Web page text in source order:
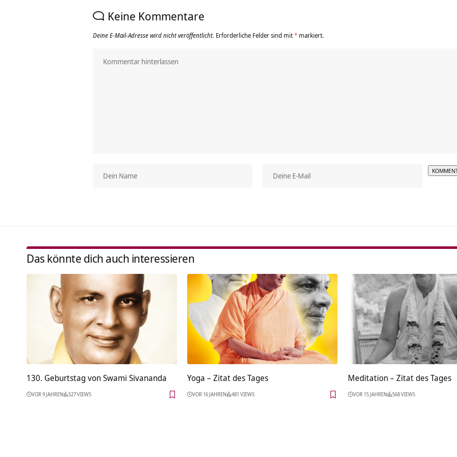
Keine Kommentare
Deine E-Mail-Adresse wird nicht veröffentlicht. Erforderliche Felder sind mit* markiert.
Das könnte dich auch interessieren
130. Geburtstag von Swami Sivananda
VOR 9 JAHREN 527 VIEWS
Yoga – Zitat des Tages
VOR 16 JAHREN 481 VIEWS
Meditation – Zitat des Tages
VOR 15 JAHREN 568 VIEWS